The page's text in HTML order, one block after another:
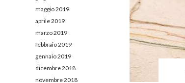
maggio 2019
aprile 2019
marzo 2019
febbraio 2019
gennaio 2019
dicembre 2018
novembre 2018